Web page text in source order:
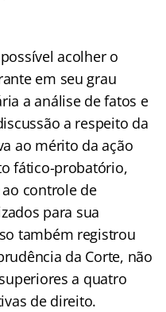
acolher o
em seu grau
a análise de fatos e
a respeito da
ao mérito da ação
fático-probatório,
ao controle de
para sua
também registrou
da Corte, não
a quatro
de direito.